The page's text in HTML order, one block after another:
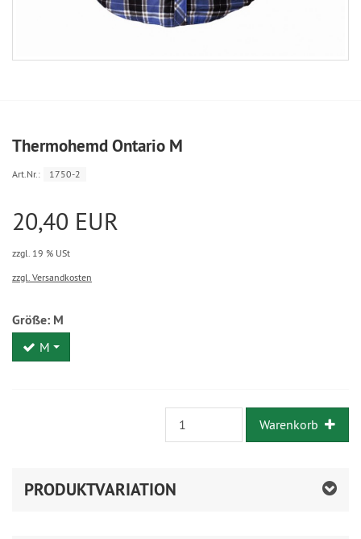
Thermohemd Ontario M
Art.Nr.: 1750-2
20,40 EUR
zzgl. 19 % USt
zzgl. Versandkosten
Größe: M
M
Warenkorb
PRODUKTVARIATION